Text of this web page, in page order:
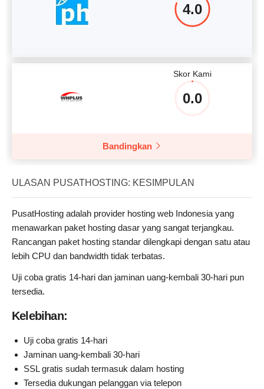
4.0
Skor Kami
0.0
Bandingkan
ULASAN PUSATHOSTING: KESIMPULAN
PusatHosting adalah provider hosting web Indonesia yang
menawarkan paket hosting dasar yang sangat terjangkau.
Rancangan paket hosting standar dilengkapi dengan satu atau
lebih CPU dan bandwidth tidak terbatas.
Uji coba gratis 14-hari dan jaminan uang-kembali 30-hari pun
tersedia.
Kelebihan:
Uji coba gratis 14-hari
Jaminan uang-kembali 30-hari
SSL gratis sudah termasuk dalam hosting
Tersedia dukungan pelanggan via telepon